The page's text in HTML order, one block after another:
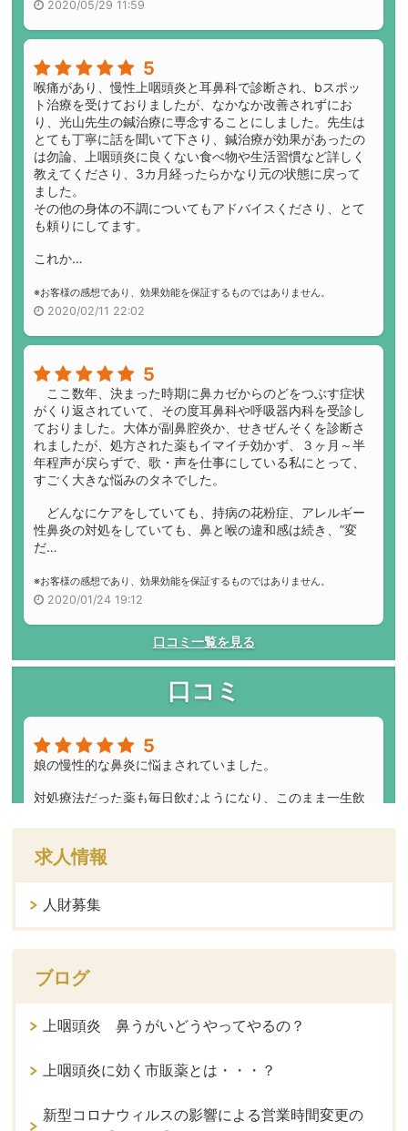
求人情報
人財募集
ブログ
上咽頭炎 鼻うがいどうやってやるの？
上咽頭炎に効く市販薬とは・・・？
新型コロナウィルスの影響による営業時間変更の